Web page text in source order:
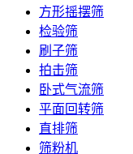
方形摇摆筛
检验筛
刷子筛
拍击筛
卧式气流筛
平面回转筛
直排筛
筛粉机